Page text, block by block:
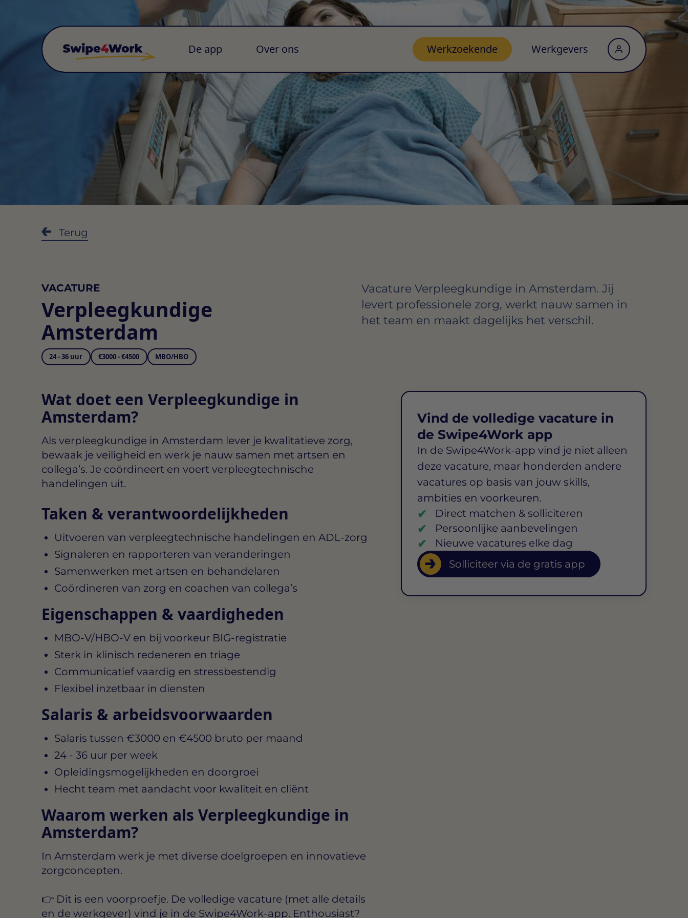
De app Over ons Werkzoekende Werkgevers
Terug
VACATURE
Verpleegkundige
Amsterdam
24 - 36 uur €3000 - €4500 MBO/HBO
Vacature Verpleegkundige in Amsterdam. Jij
levert professionele zorg, werkt nauw samen in
het team en maakt dagelijks het verschil.
Wat doet een Verpleegkundige in
Amsterdam?
Als verpleegkundige in Amsterdam lever je kwalitatieve zorg,
bewaak je veiligheid en werk je nauw samen met artsen en
collega’s. Je coördineert en voert verpleegtechnische
handelingen uit.
Taken & verantwoordelijkheden
Uitvoeren van verpleegtechnische handelingen en ADL‑zorg
Signaleren en rapporteren van veranderingen
Samenwerken met artsen en behandelaren
Coördineren van zorg en coachen van collega’s
Eigenschappen & vaardigheden
MBO‑V/HBO‑V en bij voorkeur BIG‑registratie
Sterk in klinisch redeneren en triage
Communicatief vaardig en stressbestendig
Flexibel inzetbaar in diensten
Salaris & arbeidsvoorwaarden
Salaris tussen €3000 en €4500 bruto per maand
24 - 36 uur per week
Opleidingsmogelijkheden en doorgroei
Hecht team met aandacht voor kwaliteit en cliënt
Waarom werken als Verpleegkundige in
Amsterdam?
In Amsterdam werk je met diverse doelgroepen en innovatieve
zorgconcepten.
👉 Dit is een voorproefje. De volledige vacature (met alle details
en de werkgever) vind je in de Swipe4Work-app. Enthousiast?
Vind de volledige vacature in
de Swipe4Work app
In de Swipe4Work-app vind je niet alleen
deze vacature, maar honderden andere
vacatures op basis van jouw skills,
ambities en voorkeuren.
Direct matchen & solliciteren
Persoonlijke aanbevelingen
Nieuwe vacatures elke dag
Solliciteer via de gratis app